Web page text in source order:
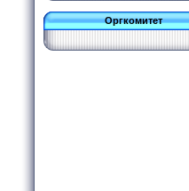
Оргкомитет